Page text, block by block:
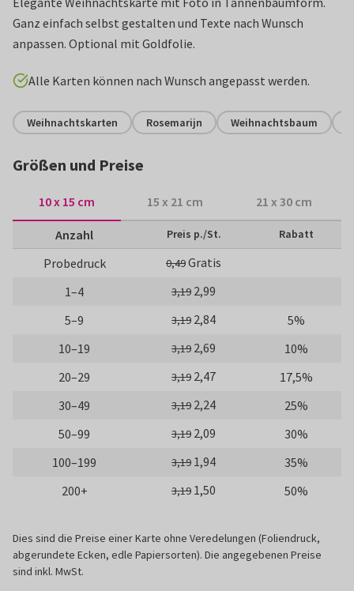
Ganz einfach selbst gestalten und Texte nach Wunsch
anpassen. Optional mit Goldfolie.
Alle Karten können nach Wunsch angepasst werden.
Weihnachtskarten Rosemarijn Weihnachtsbaum
Größen und Preise
10 x 15 cm 15 x 21 cm 21 x 30 cm
Anzahl Preis p./St. Rabatt
Probedruck 0,49Gratis
1–4
3,19 2,99
5–9
3,19 2,84
5%
10–19
3,19 2,69
10%
20–29
3,19 2,47
17,5%
30–49
3,19 2,24
25%
50–99
3,19 2,09
30%
100–199
3,19 1,94
35%
200+
3,19 1,50 50%
Dies sind die Preise einer Karte ohne Veredelungen (Foliendruck,
abgerundete Ecken, edle Papiersorten). Die angegebenen Preise
sind inkl. MwSt.